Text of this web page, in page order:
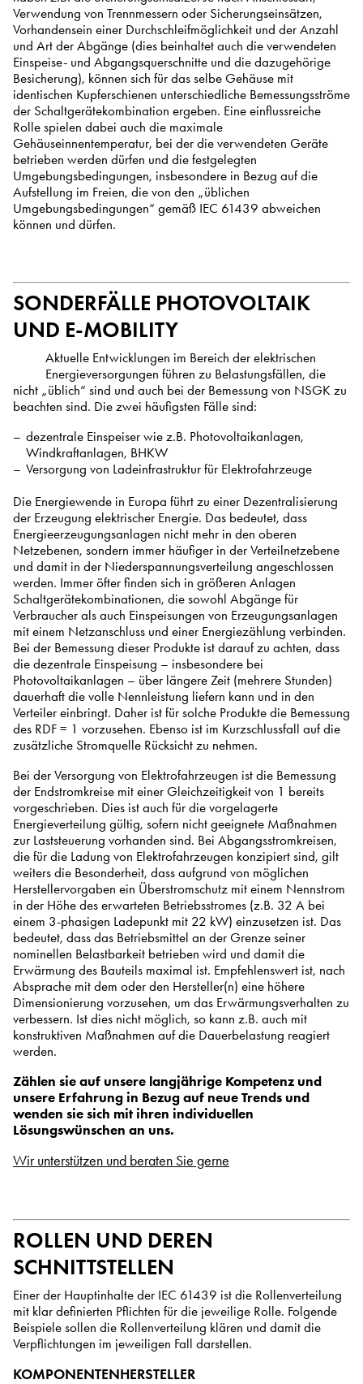
Verwendung von Trennmessern oder Sicherungseinsätzen,
Vorhandensein einer Durchschleifmöglichkeit und der Anzahl
und Art der Abgänge (dies beinhaltet auch die verwendeten
Einspeise- und Abgangsquerschnitte und die dazugehörige
Besicherung), können sich für das selbe Gehäuse mit
identischen Kupferschienen unterschiedliche Bemessungsströme
der Schaltgerätekombination ergeben. Eine einflussreiche
Rolle spielen dabei auch die maximale
Gehäuseinnentemperatur, bei der die verwendeten Geräte
betrieben werden dürfen und die festgelegten
Umgebungsbedingungen, insbesondere in Bezug auf die
Aufstellung im Freien, die von den „üblichen
Umgebungsbedingungen“ gemäß IEC 61439 abweichen
können und dürfen.
SONDERFÄLLE PHOTOVOLTAIK
UND E-MOBILITY
Aktuelle Entwicklungen im Bereich der elektrischen
Energieversorgungen führen zu Belastungsfällen, die
nicht „üblich“ sind und auch bei der Bemessung von NSGK zu
beachten sind. Die zwei häufigsten Fälle sind:
dezentrale Einspeiser wie z.B. Photovoltaikanlagen,
Windkraftanlagen, BHKW
Versorgung von Ladeinfrastruktur für Elektrofahrzeuge
Die Energiewende in Europa führt zu einer Dezentralisierung
der Erzeugung elektrischer Energie. Das bedeutet, dass
Energieerzeugungsanlagen nicht mehr in den oberen
Netzebenen, sondern immer häufiger in der Verteilnetzebene
und damit in der Niederspannungsverteilung angeschlossen
werden. Immer öfter finden sich in größeren Anlagen
Schaltgerätekombinationen, die sowohl Abgänge für
Verbraucher als auch Einspeisungen von Erzeugungsanlagen
mit einem Netzanschluss und einer Energiezählung verbinden.
Bei der Bemessung dieser Produkte ist darauf zu achten, dass
die dezentrale Einspeisung – insbesondere bei
Photovoltaikanlagen – über längere Zeit (mehrere Stunden)
dauerhaft die volle Nennleistung liefern kann und in den
Verteiler einbringt. Daher ist für solche Produkte die Bemessung
des RDF = 1 vorzusehen. Ebenso ist im Kurzschlussfall auf die
zusätzliche Stromquelle Rücksicht zu nehmen.
Bei der Versorgung von Elektrofahrzeugen ist die Bemessung
der Endstromkreise mit einer Gleichzeitigkeit von 1 bereits
vorgeschrieben. Dies ist auch für die vorgelagerte
Energieverteilung gültig, sofern nicht geeignete Maßnahmen
zur Laststeuerung vorhanden sind. Bei Abgangsstromkreisen,
die für die Ladung von Elektrofahrzeugen konzipiert sind, gilt
weiters die Besonderheit, dass aufgrund von möglichen
Herstellervorgaben ein Überstromschutz mit einem Nennstrom
in der Höhe des erwarteten Betriebsstromes (z.B. 32 A bei
einem 3-phasigen Ladepunkt mit 22 kW) einzusetzen ist. Das
bedeutet, dass das Betriebsmittel an der Grenze seiner
nominellen Belastbarkeit betrieben wird und damit die
Erwärmung des Bauteils maximal ist. Empfehlenswert ist, nach
Absprache mit dem oder den Hersteller(n) eine höhere
Dimensionierung vorzusehen, um das Erwärmungsverhalten zu
verbessern. Ist dies nicht möglich, so kann z.B. auch mit
konstruktiven Maßnahmen auf die Dauerbelastung reagiert
werden.
Zählen sie auf unsere langjährige Kompetenz und
unsere Erfahrung in Bezug auf neue Trends und
wenden sie sich mit ihren individuellen
Lösungswünschen an uns.
Wir unterstützen und beraten Sie gerne
ROLLEN UND DEREN
SCHNITTSTELLEN
Einer der Hauptinhalte der IEC 61439 ist die Rollenverteilung
mit klar definierten Pflichten für die jeweilige Rolle. Folgende
Beispiele sollen die Rollenverteilung klären und damit die
Verpflichtungen im jeweiligen Fall darstellen.
KOMPONENTENHERSTELLER